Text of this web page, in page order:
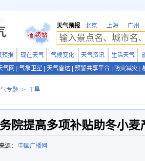
天气预报 北京 上海 广州
预报 现在天气 气候变化 天气资讯 生活天气
气网 气象卫星 天气雷达 预警共享平台 防灾减灾
专题 > 干旱
院提高多项补贴助冬小麦
源： 中国广播网